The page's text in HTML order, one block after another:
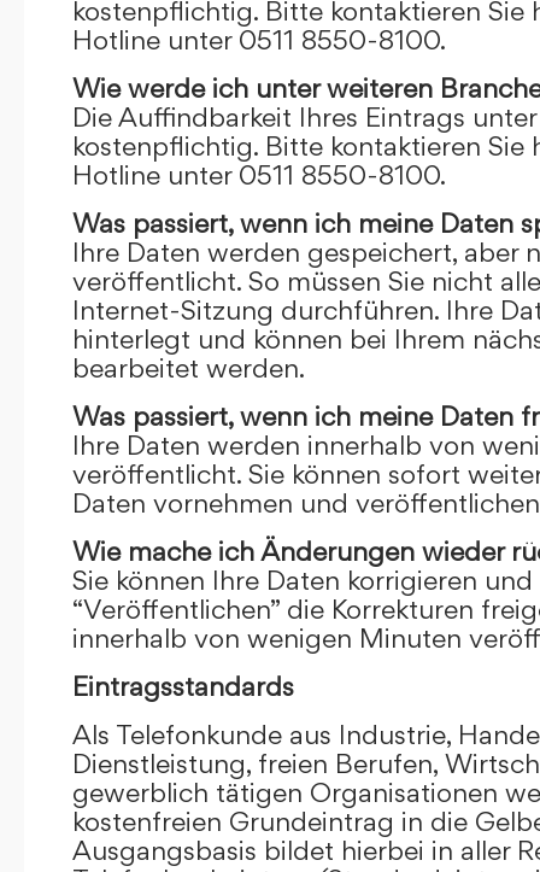
kostenpflichtig. Bitte kontaktieren Sie
Hotline unter 0511 8550-8100.
Wie werde ich unter weiteren
Die Auffindbarkeit Ihres Eintrags
kostenpflichtig. Bitte kontaktieren Sie
Hotline unter 0511 8550-8100.
Was passiert, wenn ich meine Daten
Ihre Daten werden gespeichert, aber
veröffentlicht. So müssen Sie nicht
Internet-Sitzung durchführen. Ihre
hinterlegt und können bei Ihrem
bearbeitet werden.
Was passiert, wenn ich meine Daten
Ihre Daten werden innerhalb von
veröffentlicht. Sie können sofort
Daten vornehmen und
Wie mache ich Änderungen wieder
Sie können Ihre Daten korrigieren
“Veröffentlichen” die Korrekturen
innerhalb von wenigen Minuten
Eintragsstandards
Als Telefonkunde aus Industrie,
Dienstleistung, freien Berufen,
gewerblich tätigen Organisationen
kostenfreien Grundeintrag in die
Ausgangsbasis bildet hierbei in aller